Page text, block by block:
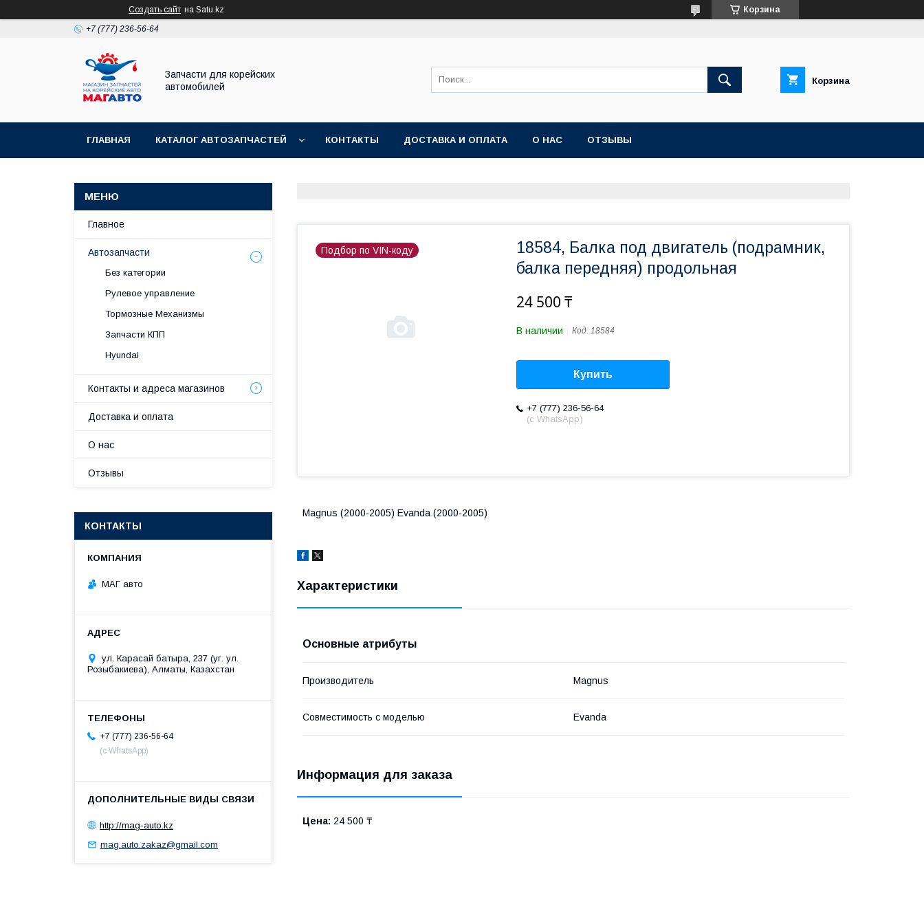
Создать сайт на Satu.kz Корзина
+7 (777) 236-56-64
Запчасти для корейских
автомобилей
Корзина
ГЛАВНАЯ КАТАЛОГ АВТОЗАПЧАСТЕЙ КОНТАКТЫ ДОСТАВКА И ОПЛАТА О НАС ОТЗЫВЫ
Подбор по VIN-коду
18584, Балка под двигатель (подрамник,
балка передняя) продольная
24 500 ₸
В наличии Код: 18584
Купить
+7 (777) 236-56-64
(с WhatsApp)
Magnus (2000-2005) Evanda (2000-2005)
Характеристики
Основные атрибуты
Производитель Magnus
Совместимость с моделью Evanda
Информация для заказа
Цена: 24 500 ₸
Главное
Автозапчасти
Без категории
Рулевое управление
Тормозные Механизмы
Запчасти КПП
Hyundai
Контакты и адреса магазинов
Доставка и оплата
О нас
Отзывы
КОНТАКТЫ
МАГ авто
ул. Карасай батыра, 237 (уг. ул.
Розыбакиева), Алматы, Казахстан
+7 (777) 236-56-64
(с WhatsApp)
http://mag-auto.kz
mag.auto.zakaz@gmail.com